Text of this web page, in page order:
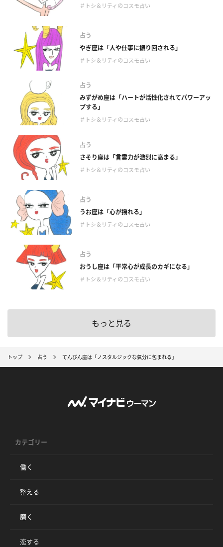
＃トシ＆リティのコスモ占い
占う
やぎ座は「人や仕事に振り回される」
＃トシ＆リティのコスモ占い
占う
みずがめ座は「ハートが活性化されてパワーアッ
プする」
＃トシ＆リティのコスモ占い
占う
さそり座は「言霊力が激烈に高まる」
＃トシ＆リティのコスモ占い
占う
うお座は「心が揺れる」
＃トシ＆リティのコスモ占い
占う
おうし座は「平常心が成長のカギになる」
＃トシ＆リティのコスモ占い
もっと見る
トップ 占う てんびん座は「ノスタルジックな氣分に包まれる」
カテゴリー
働く
整える
磨く
恋する